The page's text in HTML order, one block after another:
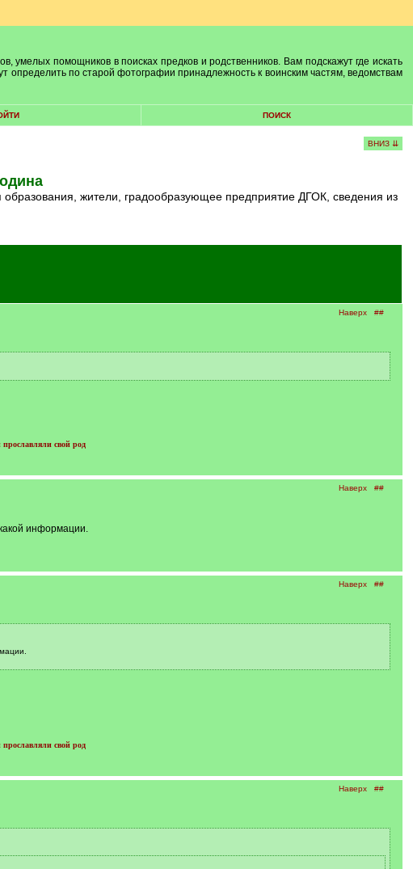
умелых помощников в поисках предков и родственников. Вам подскажут где искать
определить по старой фотографии принадлежность к воинским частям, ведомствам
ПОИСК
ВНИЗ ⇊
Наверх ##
свой род
Наверх ##
информации.
Наверх ##
свой род
Наверх ##